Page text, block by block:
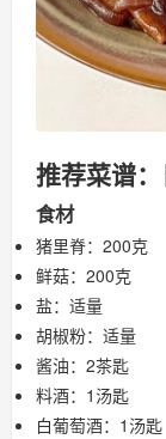
推荐菜谱
食材
猪里脊：200克
鲜菇：200克
盐：适量
胡椒粉：适量
酱油：2茶匙
料酒：1汤匙
白葡萄酒：1汤匙